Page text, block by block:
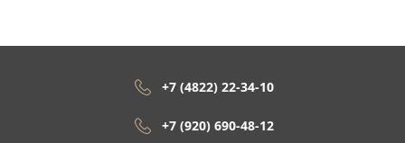
+7 (4822) 22-34-10
+7 (920) 690-48-12